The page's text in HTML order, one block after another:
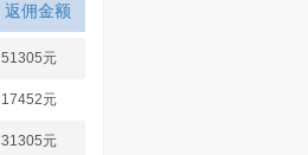
返佣金额
51305元
17452元
31305元